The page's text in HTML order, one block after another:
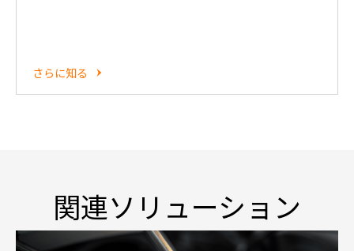
さらに知る
関連ソリューション